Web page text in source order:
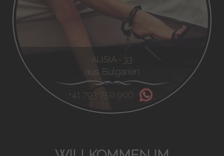
ALISIA - 33
aus Bulgarien
+41 793 750 900